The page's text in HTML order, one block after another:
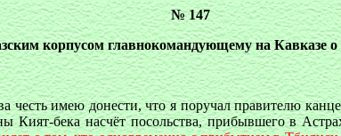
№ 147
корпусом главнокомандующему на Кавказе
честь имею донести, что я поручал правителю
бека насчёт посольства, прибывшего в